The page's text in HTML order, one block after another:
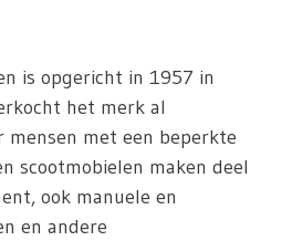
is opgericht in 1957 in
het merk al
mensen met een beperkte
scootmobielen maken deel
ook manuele en
en andere